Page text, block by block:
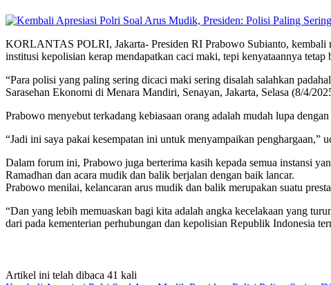
KORLANTAS POLRI, Jakarta- Presiden RI Prabowo Subianto, kembali
institusi kepolisian kerap mendapatkan caci maki, tepi kenyataannya tetap
“Para polisi yang paling sering dicaci maki sering disalah salahkan
Sarasehan Ekonomi di Menara Mandiri, Senayan, Jakarta, Selasa (8/4/
Prabowo menyebut terkadang kebiasaan orang adalah mudah lupa
“Jadi ini saya pakai kesempatan ini untuk menyampaikan penghargaan,”
Dalam forum ini, Prabowo juga berterima kasih kepada semua instansi
Ramadhan dan acara mudik dan balik berjalan dengan baik lancar.
Prabowo menilai, kelancaran arus mudik dan balik merupakan suatu
“Dan yang lebih memuaskan bagi kita adalah angka kecelakaan yang
dari pada kementerian perhubungan dan kepolisian Republik Indonesia
Artikel ini telah dibaca 41 kali